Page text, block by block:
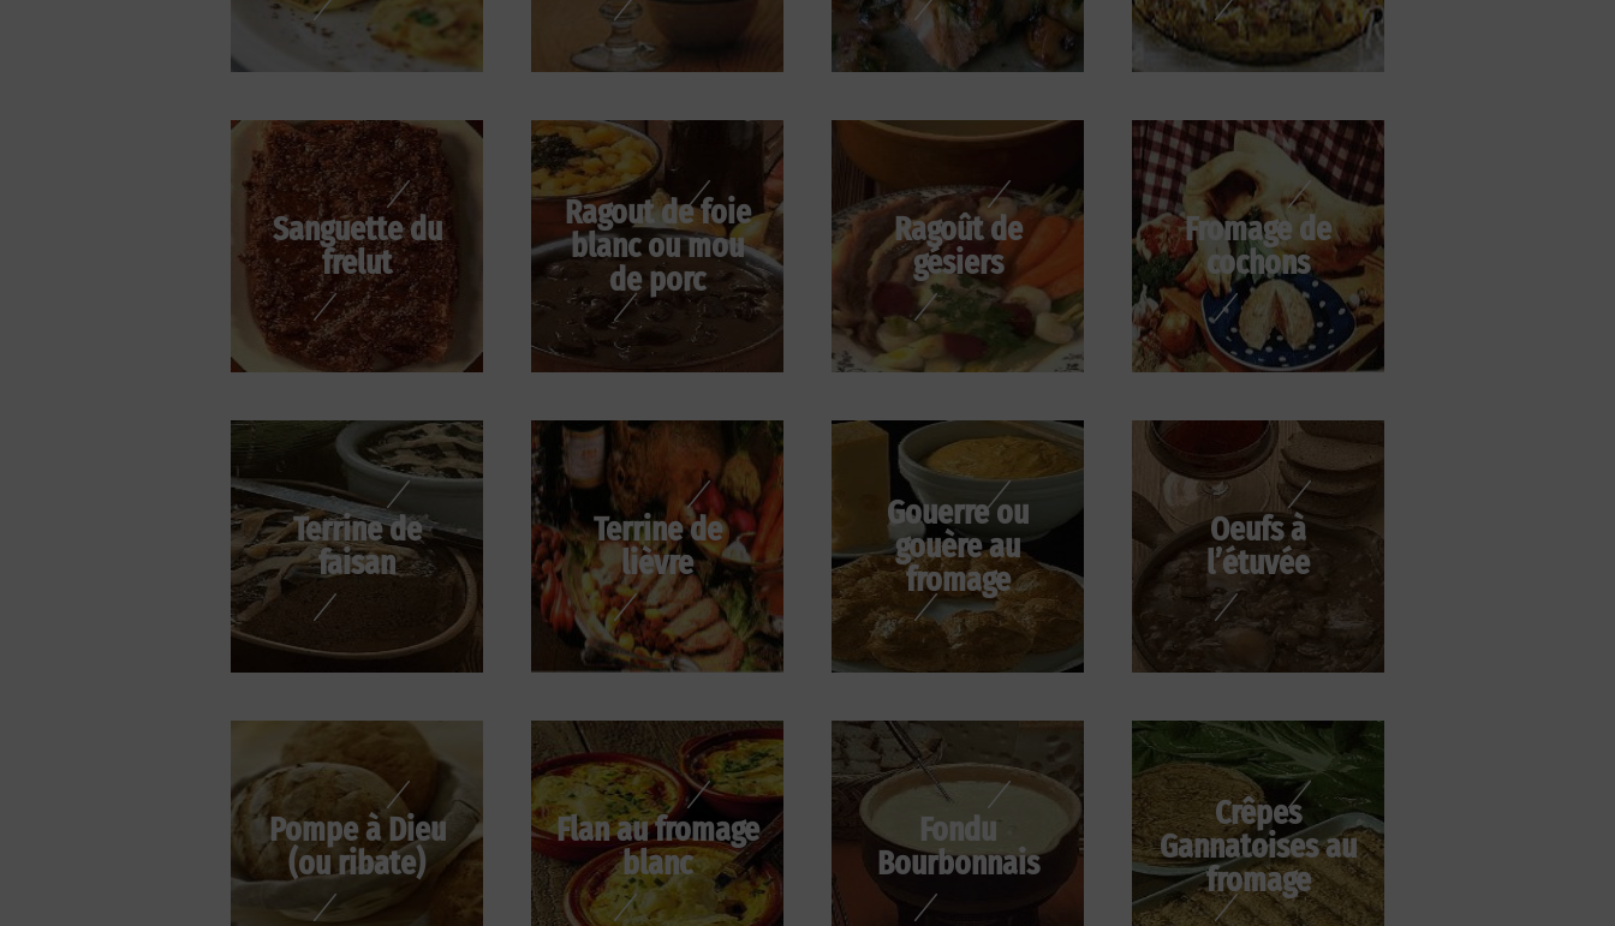
Sanguette du
frelut
Ragout de foie
blanc ou mou
de porc
Ragoût de
gésiers
Fromage de
cochons
Terrine de
faisan
Terrine de
lièvre
Gouerre ou
gouère au
fromage
Oeufs à
l’étuvée
Pompe à Dieu
(ou ribate)
Flan au fromage
blanc
Fondu
Bourbonnais
Crêpes
Gannatoises au
fromage